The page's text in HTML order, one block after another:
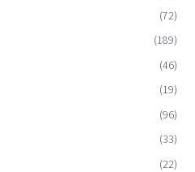
(72)
(189)
(46)
(19)
(96)
(33)
(22)